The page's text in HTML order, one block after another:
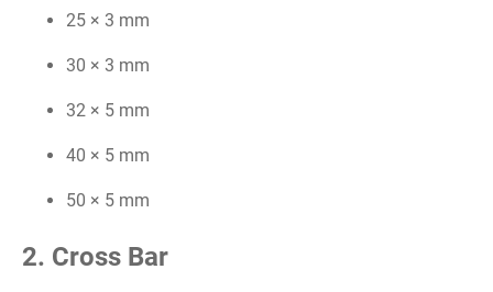
25 × 3 mm
30 × 3 mm
32 × 5 mm
40 × 5 mm
50 × 5 mm
2. Cross Bar